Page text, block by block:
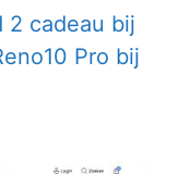
2 cadeau bij
Pro bij